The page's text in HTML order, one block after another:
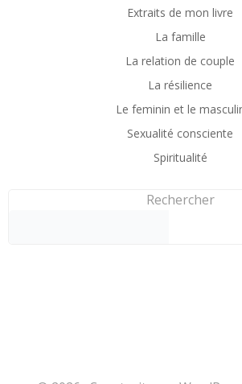
Extraits de mon livre
La famille
La relation de couple
La résilience
Le feminin et le
Sexualité consciente
Spiritualité
Rechercher